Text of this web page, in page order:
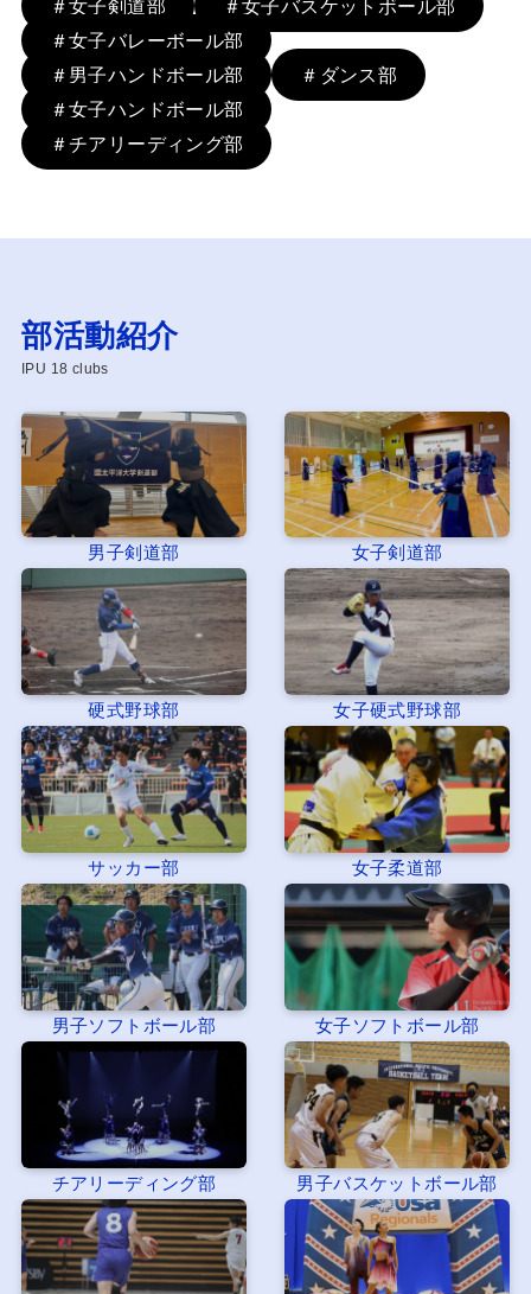
＃女子剣道部
＃女子バスケットボール部
＃女子バレーボール部
＃男子ハンドボール部
＃ダンス部
＃女子ハンドボール部
＃チアリーディング部
部活動紹介
IPU 18 clubs
男子剣道部 女子剣道部
硬式野球部 女子硬式野球部
サッカー部 女子柔道部
男子ソフトボール部 女子ソフトボール部
チアリーディング部 男子バスケットボール部